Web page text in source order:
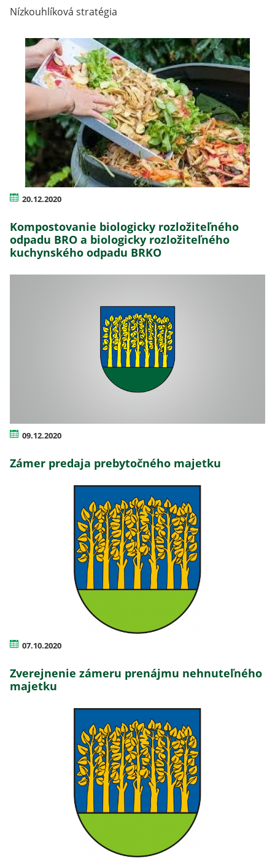
Nízkouhlíková stratégia
20.12.2020
Kompostovanie biologicky rozložiteľného
odpadu BRO a biologicky rozložiteľného
kuchynského odpadu BRKO
09.12.2020
Zámer predaja prebytočného majetku
07.10.2020
Zverejnenie zámeru prenájmu nehnuteľného
majetku